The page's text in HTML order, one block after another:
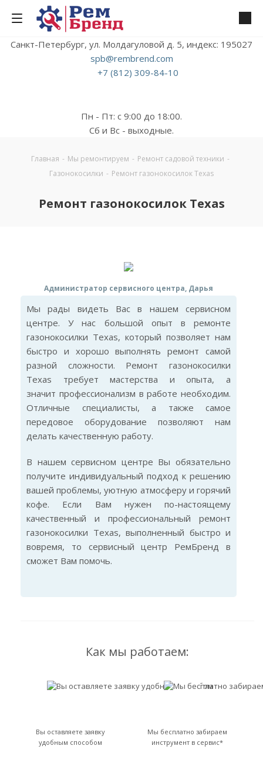
Санкт-Петербург, ул. Молдагуловой д. 5, индекс: 195027
spb@rembrend.com
+7 (812) 309-84-10
Пн - Пт: с 9:00 до 18:00.
Сб и Вс - выходные.
Главная - Мы ремонтируем - Ремонт садовой техники -
Газонокосилки - Ремонт газонокосилок Texas
Ремонт газонокосилок Texas
Администратор сервисного центра, Дарья
Мы рады видеть Вас в нашем сервисном
центре. У нас большой опыт в ремонте
газонокосилки Texas, который позволяет нам
быстро и хорошо выполнять ремонт самой
разной сложности. Ремонт газонокосилки
Texas требует мастерства и опыта, а
значит профессионализм в работе необходим.
Отличные специалисты, а также самое
передовое оборудование позволяют нам
делать качественную работу.
В нашем сервисном центре Вы обязательно
получите индивидуальный подход к решению
вашей проблемы, уютную атмосферу и горячий
кофе. Если Вам нужен по-настоящему
качественный и профессиональный ремонт
газонокосилки Texas, выполненный быстро и
вовремя, то сервисный центр РемБренд в
сможет Вам помочь.
Как мы работаем:
Вы оставляете заявку
удобным способом
Мы бесплатно забираем
инструмент в сервис*